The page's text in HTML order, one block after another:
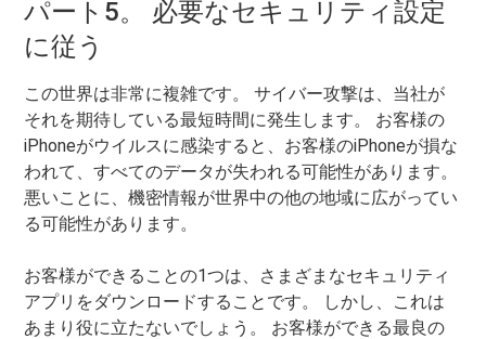
パート5。 必要なセキュリティ設定
に従う
この世界は非常に複雑です。 サイバー攻撃は、当社が
それを期待している最短時間に発生します。 お客様の
iPhoneがウイルスに感染すると、お客様のiPhoneが損な
われて、すべてのデータが失われる可能性があります。
悪いことに、機密情報が世界中の他の地域に広がってい
る可能性があります。
お客様ができることの1つは、さまざまなセキュリティ
アプリをダウンロードすることです。 しかし、これは
あまり役に立たないでしょう。 お客様ができる最良の